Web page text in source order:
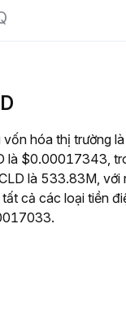
hóa thị trường
là $0.00017343,
là 533.83M,
cả các loại tiền